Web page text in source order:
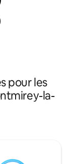
de 4,88 sur 5,
pour les
la-